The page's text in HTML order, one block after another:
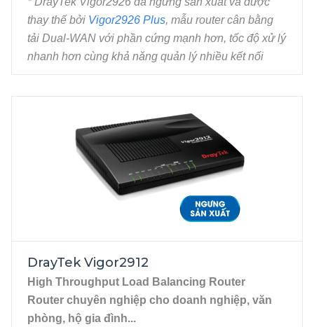
thay thế bởi Vigor2926 Plus, mẫu router cân bằng
tải Dual-WAN với phần cứng mạnh hơn, tốc độ xử lý
nhanh hơn cùng khả năng quản lý nhiều kết nối
hàng, phòng Game - Hỗ trợ Wi-Fi Marketing.
2 cổng WAN Gigabit (WAN 2 cho phép chuyển
đổi thành LAN 5), RJ-45.
4 cổng LAN Gigabit, RJ-45. 2 cổng USB cho
phép kết nối USB 3G/4G, Printer,...
DrayTek Vigor2912
High Throughput Load Balancing Router
Router chuyên nghiệp cho doanh nghiệp, văn
phòng, hộ gia đình...